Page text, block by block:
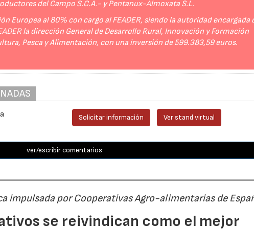
del Campo S.C.A.- y Pentanux-Almoxata S.L.
Europea al 80% con cargo al FEADER, siendo la autoridad encargada
la dirección General de Desarrollo Rural, Innovación y Formación
Pesca y Alimentación, con una inversión de 599.383,59 euros.
Solicitar información Ver stand virtual
ver/escribir comentarios
impulsada por Cooperativas Agro-alimentarias de
se reivindican como el mejor